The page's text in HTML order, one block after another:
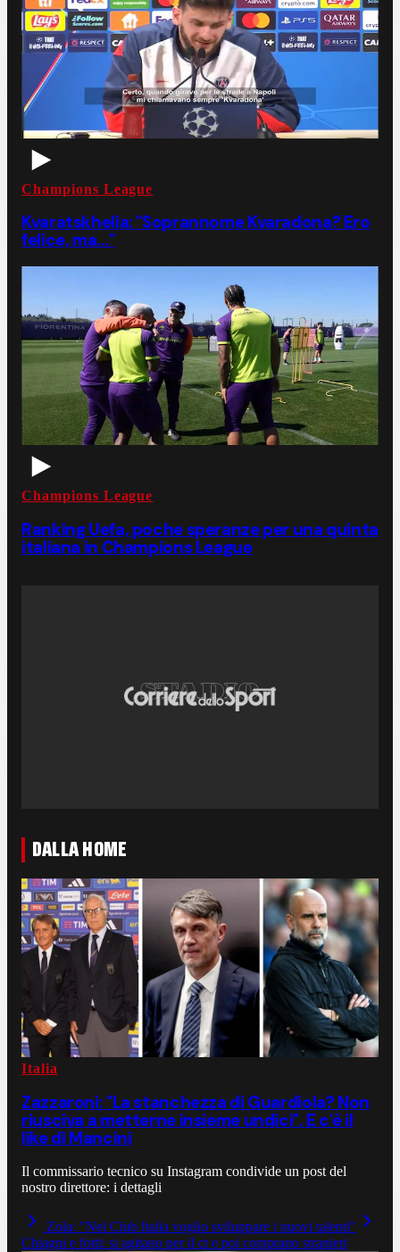
Champions League
Kvaratskhelia: "Soprannome Kvaradona? Ero
felice, ma..."
Champions League
Ranking Uefa, poche speranze per una quinta
italiana in Champions League
DALLA HOME
Italia
Zazzaroni: "La stanchezza di Guardiola? Non
riusciva a metterne insieme undici". E c'è il
like di Mancini
Il commissario tecnico su Instagram condivide un post del
nostro direttore: i dettagli
Zola: "Nel Club Italia voglio sviluppare i nuovi talenti"
Chiagni e fotti: si agitano per il ct e poi comprano stranieri